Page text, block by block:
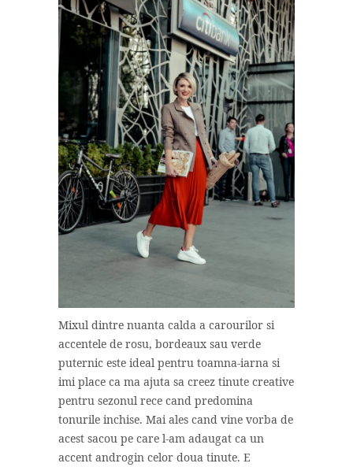
Mixul dintre nuanta calda a carourilor si
accentele de rosu, bordeaux sau verde
puternic este ideal pentru toamna-iarna si
imi place ca ma ajuta sa creez tinute creative
pentru sezonul rece cand predomina
tonurile inchise. Mai ales cand vine vorba de
acest sacou pe care l-am adaugat ca un
accent androgin celor doua tinute. E